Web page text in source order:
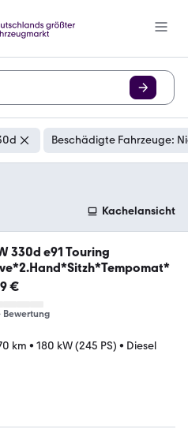
Beschädigte Fahrzeuge:
Kachelansicht
330d e91 Touring
€
Bewertung
km • 180 kW (245 PS) • Diesel